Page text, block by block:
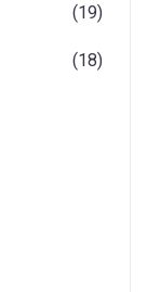
(19)
(18)